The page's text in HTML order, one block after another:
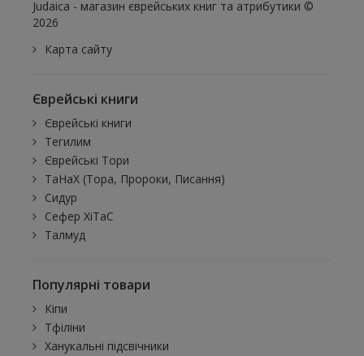
Judaica - магазин єврейських книг та атрибутики ©
2026
Карта сайту
Єврейські книги
Єврейські книги
Тегилим
Єврейські Тори
ТаНаХ (Тора, Пророки, Писання)
Сидур
Сефер ХіТаС
Талмуд
Популярні товари
Кіпи
Тфіліни
Ханукальні підсвічники